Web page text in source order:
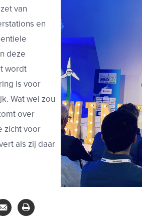
van
en
deze
wordt
is voor
Wat wel zou
over
zicht voor
als zij daar